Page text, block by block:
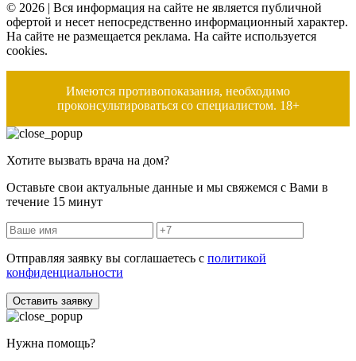
© 2026 | Вся информация на сайте не является публичной
офертой и несет непосредственно информационный характер.
На сайте не размещается реклама. На сайте используется
cookies.
Имеются противопоказания, необходимо
проконсультироваться со специалистом. 18+
Хотите вызвать врача на дом?
Оставьте свои актуальные данные и мы свяжемся с Вами в
течение 15 минут
Отправляя заявку вы соглашаетесь с политикой
конфиденциальности
Оставить заявку
Нужна помощь?